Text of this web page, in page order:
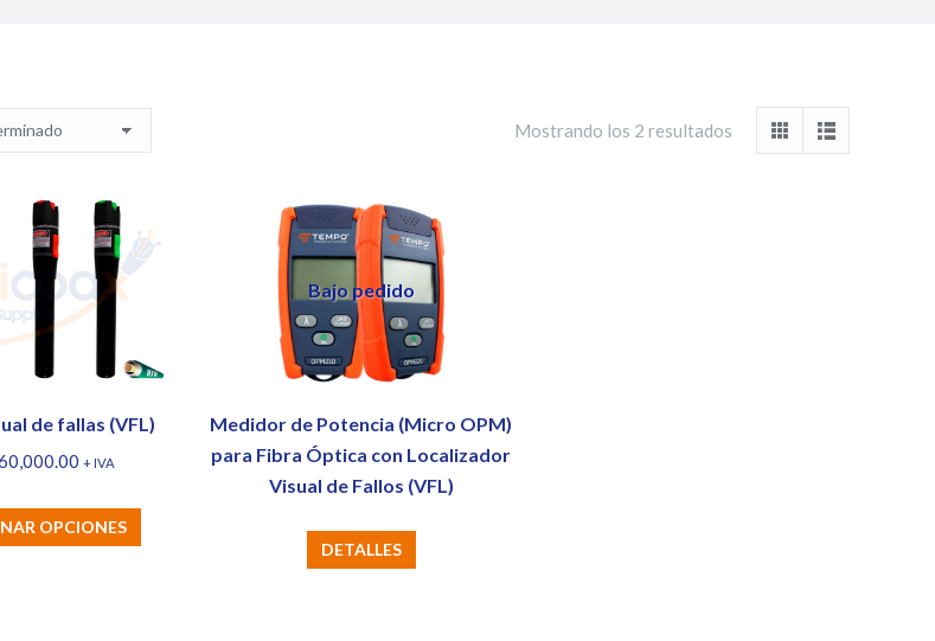
Mostrando los 2 resultados
de fallas (VFL)
+ IVA
OPCIONES
Bajo pedido
Medidor de Potencia (Micro OPM)
para Fibra Óptica con Localizador
Visual de Fallos (VFL)
DETALLES